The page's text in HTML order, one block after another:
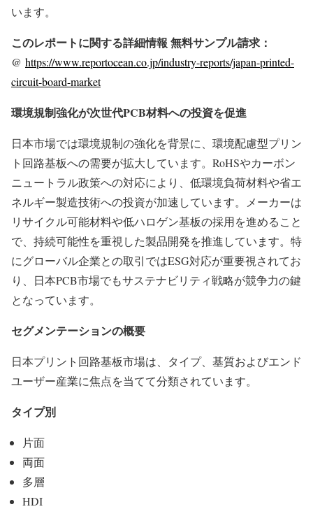
います。
このレポートに関する詳細情報 無料サンプル請求：
@ https://www.reportocean.co.jp/industry-reports/japan-printed-
circuit-board-market
環境規制強化が次世代PCB材料への投資を促進
日本市場では環境規制の強化を背景に、環境配慮型プリン
ト回路基板への需要が拡大しています。RoHSやカーボン
ニュートラル政策への対応により、低環境負荷材料や省エ
ネルギー製造技術への投資が加速しています。メーカーは
リサイクル可能材料や低ハロゲン基板の採用を進めること
で、持続可能性を重視した製品開発を推進しています。特
にグローバル企業との取引ではESG対応が重要視されてお
り、日本PCB市場でもサステナビリティ戦略が競争力の鍵
となっています。
セグメンテーションの概要
日本プリント回路基板市場は、タイプ、基質およびエンド
ユーザー産業に焦点を当てて分類されています。
タイプ別
片面
両面
多層
HDI